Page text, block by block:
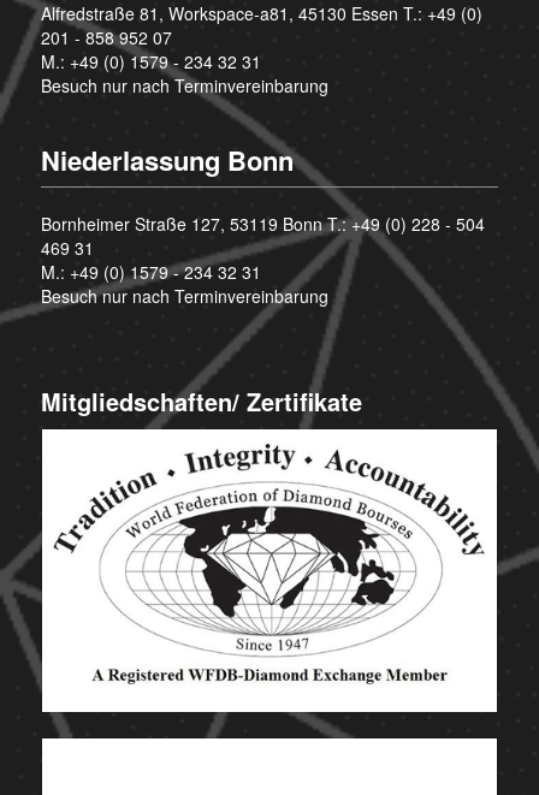
Alfredstraße 81, Workspace-a81, 45130 Essen T.: +49 (0)
201 - 858 952 07
M.: +49 (0) 1579 - 234 32 31
Besuch nur nach Terminvereinbarung
Niederlassung Bonn
Bornheimer Straße 127, 53119 Bonn T.:+49 (0) 228 - 504
469 31
M.: +49 (0) 1579 - 234 32 31
Besuch nur nach Terminvereinbarung
Mitgliedschaften/ Zertifikate